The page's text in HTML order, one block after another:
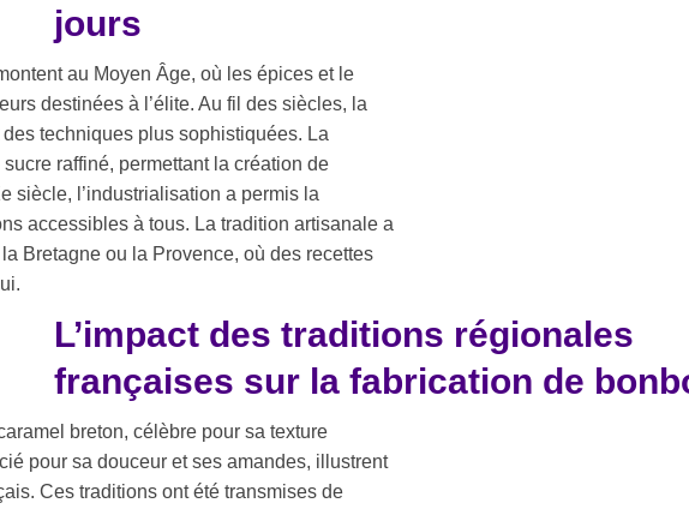
jours
au Moyen Âge, où les épices et le
destinées à l’élite. Au fil des siècles, la
techniques plus sophistiquées. La
raffiné, permettant la création de
siècle, l’industrialisation a permis la
accessibles à tous. La tradition artisanale a
Bretagne ou la Provence, où des recettes
L’impact des traditions régionales
françaises sur la fabrication de
breton, célèbre pour sa texture
pour sa douceur et ses amandes, illustrent
Ces traditions ont été transmises de